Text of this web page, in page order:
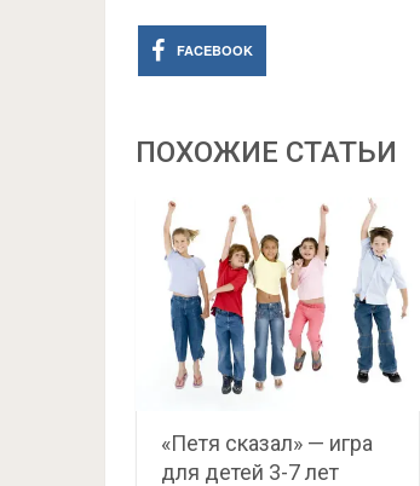
FACEBOOK
ПОХОЖИЕ СТАТЬИ
«Петя сказал» — игра
для детей 3-7 лет